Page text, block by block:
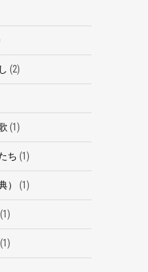
(2)
(1)
ち (1)
） (1)
(1)
(1)